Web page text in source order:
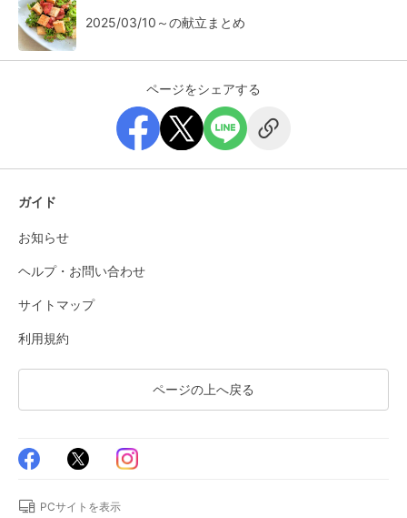
2025/03/10～の献立まとめ
ページをシェアする
ガイド
お知らせ
ヘルプ・お問い合わせ
サイトマップ
利用規約
ページの上へ戻る
PCサイトを表示